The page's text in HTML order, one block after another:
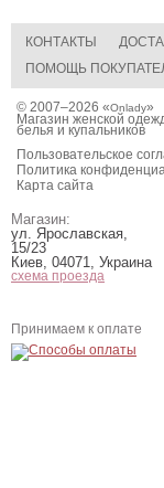
КОНТАКТЫ
ПОМОЩЬ
© 2007–2026 «Onlady»
Магазин женской
белья и купальников
Пользовательское
Политика
Карта сайта
Магазин:
ул. Ярославская,
15/23
Киев, 04071, Украина
схема проезда
Принимаем к оплате